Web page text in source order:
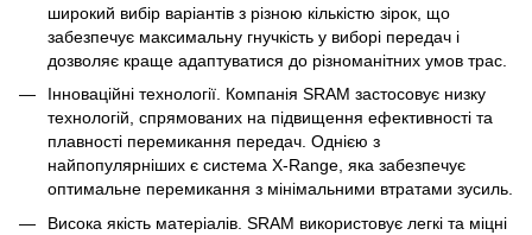
широкий вибір варіантів з різною кількістю зірок, що
забезпечує максимальну гнучкість у виборі передач і
дозволяє краще адаптуватися до різноманітних умов трас.
Інноваційні технології. Компанія SRAM застосовує низку
технологій, спрямованих на підвищення ефективності та
плавності перемикання передач. Однією з
найпопулярніших є система X-Range, яка забезпечує
оптимальне перемикання з мінімальними втратами зусиль.
Висока якість матеріалів. SRAM використовує легкі та міцні